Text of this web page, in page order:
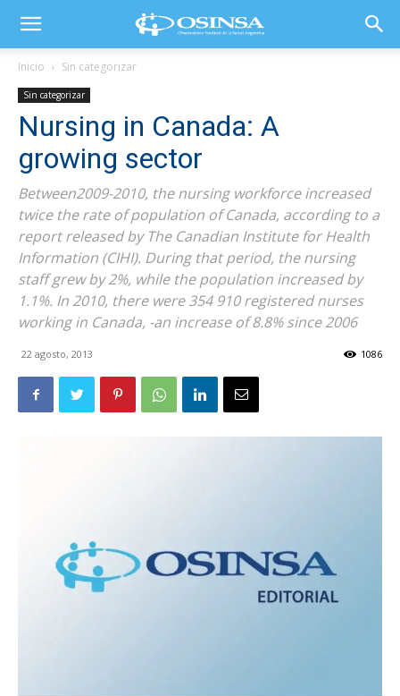
Inicio Sin categorizar
Sin categorizar
Nursing in Canada: A
growing sector
Between2009-2010, the nursing workforce increased
twice the rate of population of Canada, according to a
report released by The Canadian Institute for Health
Information (CIHI). During that period, the nursing
staff grew by 2%, while the population increased by
1.1%. In 2010, there were 354 910 registered nurses
working in Canada, -an increase of 8.8% since 2006
22 agosto, 2013 1086